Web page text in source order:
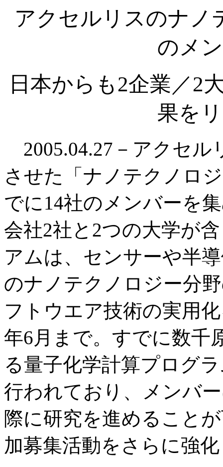
アクセルリスのナノ
のメ
日本からも2企業／2
果を
2005.04.27－アクセル
させた「ナノテクノロ
でに14社のメンバーを
会社2社と2つの大学が
アムは、センサーや半
のナノテクノロジー分
フトウエア技術の実用
年6月まで。すでに数千
る量子化学計算プログ
行われており、メンバ
際に研究を進めること
加募集活動をさらに強